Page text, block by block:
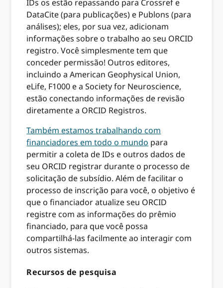
IDs os estão repassando para Crossref e
DataCite (para publicações) e Publons (para
análises); eles, por sua vez, adicionam
informações sobre o trabalho ao seu ORCID
registro. Você simplesmente tem que
conceder permissão! Outros editores,
incluindo a American Geophysical Union,
eLife, F1000 e a Society for Neuroscience,
estão conectando informações de revisão
diretamente a ORCID Registros.
Também estamos trabalhando com
financiadores em todo o mundo para
permitir a coleta de IDs e outros dados de
seu ORCID registrar durante o processo de
solicitação de subsídio. Além de facilitar o
processo de inscrição para você, o objetivo é
que o financiador atualize seu ORCID
registre com as informações do prêmio
financiado, para que você possa
compartilhá-las facilmente ao interagir com
outros sistemas.
Recursos de pesquisa